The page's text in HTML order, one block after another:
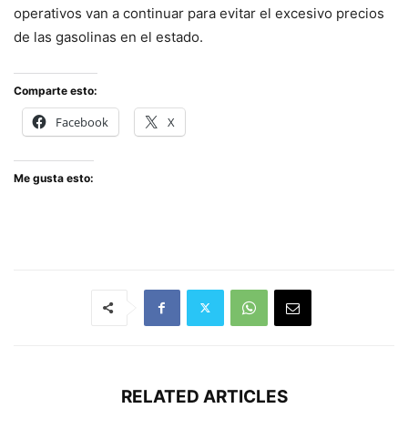
operativos van a continuar para evitar el excesivo precios
de las gasolinas en el estado.
Comparte esto:
Facebook X
Me gusta esto:
RELATED ARTICLES